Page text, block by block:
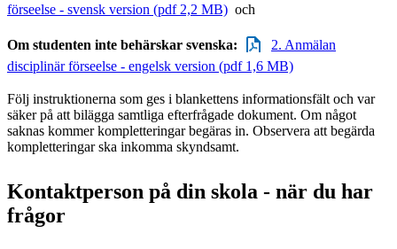
förseelse - svensk version (pdf 2,2 MB) och
Om studenten inte behärskar svenska:
2. Anmälan
disciplinär förseelse - engelsk version (pdf 1,6 MB)
Följ instruktionerna som ges i blankettens informationsfält och var
säker på att bilägga samtliga efterfrågade dokument. Om något
saknas kommer kompletteringar begäras in. Observera att begärda
kompletteringar ska inkomma skyndsamt.
Kontaktperson på din skola - när du har
frågor